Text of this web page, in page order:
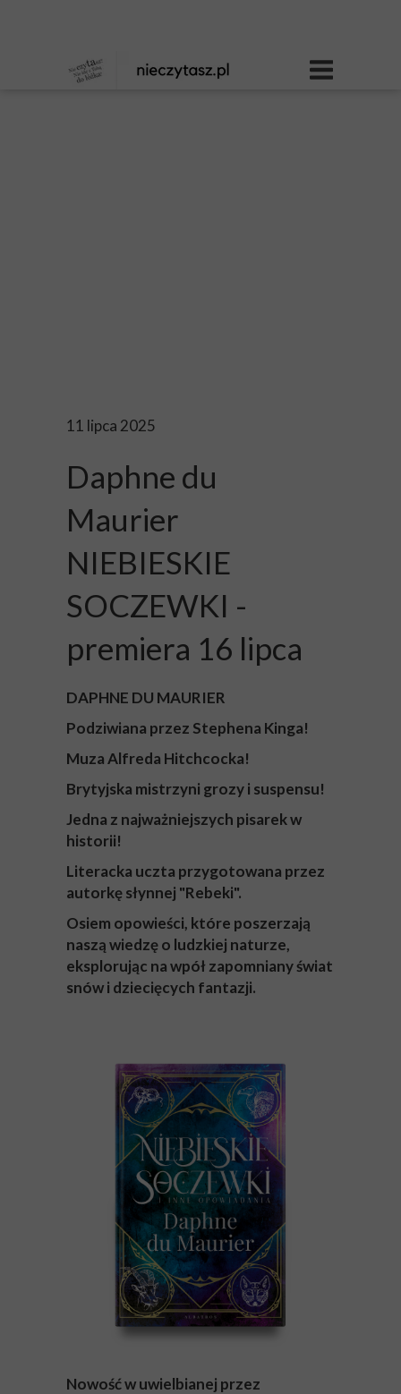
11 lipca 2025
Daphne du
Maurier
NIEBIESKIE
SOCZEWKI -
premiera 16 lipca
DAPHNE DU MAURIER
Podziwiana przez Stephena Kinga!
Muza Alfreda Hitchcocka!
Brytyjska mistrzyni grozy i suspensu!
Jedna z najważniejszych pisarek w
historii!
Literacka uczta przygotowana przez
autorkę słynnej "Rebeki".
Osiem opowieści, które poszerzają
naszą wiedzę o ludzkiej naturze,
eksplorując na wpół zapomniany świat
snów i dziecięcych fantazji.
Nowość w uwielbianej przez